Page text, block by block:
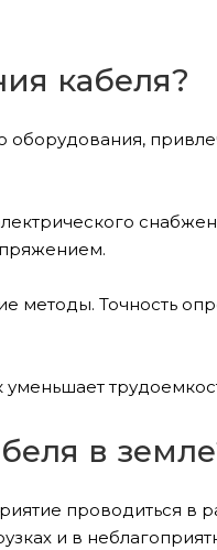
кабеля?
методы. Точность
в
проводиться в
и в